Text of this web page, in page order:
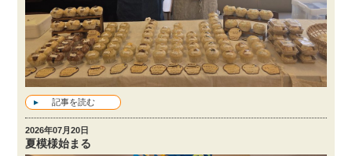
記事を読む
2026年07月20日
夏模様始まる